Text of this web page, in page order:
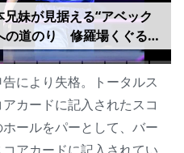
兄妹が見据える“アベック
の道のり 修羅場くぐる美
中国撃破へ「準備して挑
男子エース対決の智和は
ままいくだけ」【WTTチ
ピオンズ横浜2026】
により失格。トータルス
カードに記入されたスコ
ールをパーとして、バー
アカードに記入されてい